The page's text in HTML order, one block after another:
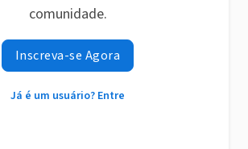
comunidade.
Inscreva-se Agora
Já é um usuário? Entre